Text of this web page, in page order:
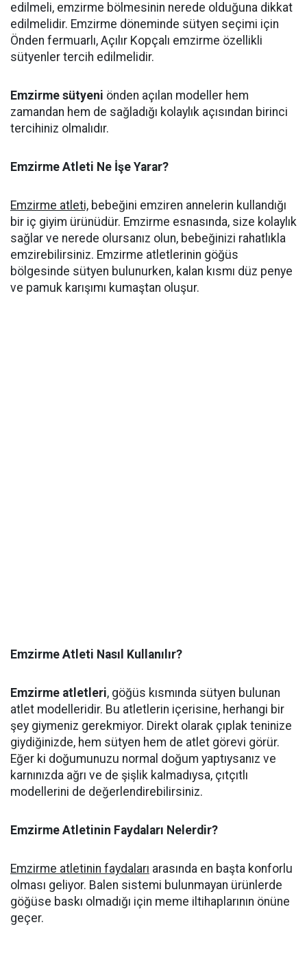
edilmeli, emzirme bölmesinin nerede olduğuna dikkat
edilmelidir. Emzirme döneminde sütyen seçimi için
Önden fermuarlı, Açılır Kopçalı emzirme özellikli
sütyenler tercih edilmelidir.
Emzirme sütyeni önden açılan modeller hem
zamandan hem de sağladığı kolaylık açısından birinci
tercihiniz olmalıdır.
Emzirme Atleti Ne İşe Yarar?
Emzirme atleti, bebeğini emziren annelerin kullandığı
bir iç giyim ürünüdür. Emzirme esnasında, size kolaylık
sağlar ve nerede olursanız olun, bebeğinizi rahatlıkla
emzirebilirsiniz. Emzirme atletlerinin göğüs
bölgesinde sütyen bulunurken, kalan kısmı düz penye
ve pamuk karışımı kumaştan oluşur.
Emzirme Atleti Nasıl Kullanılır?
Emzirme atletleri, göğüs kısmında sütyen bulunan
atlet modelleridir. Bu atletlerin içerisine, herhangi bir
şey giymeniz gerekmiyor. Direkt olarak çıplak teninize
giydiğinizde, hem sütyen hem de atlet görevi görür.
Eğer ki doğumunuzu normal doğum yaptıysanız ve
karnınızda ağrı ve de şişlik kalmadıysa, çıtçıtlı
modellerini de değerlendirebilirsiniz.
Emzirme Atletinin Faydaları Nelerdir?
Emzirme atletinin faydaları arasında en başta konforlu
olması geliyor. Balen sistemi bulunmayan ürünlerde
göğüse baskı olmadığı için meme iltihaplarının önüne
geçer.